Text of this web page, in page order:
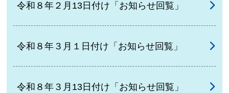
令和８年２月13日付け「お知らせ回覧」
令和８年３月１日付け「お知らせ回覧」
令和８年３月13日付け「お知らせ回覧」